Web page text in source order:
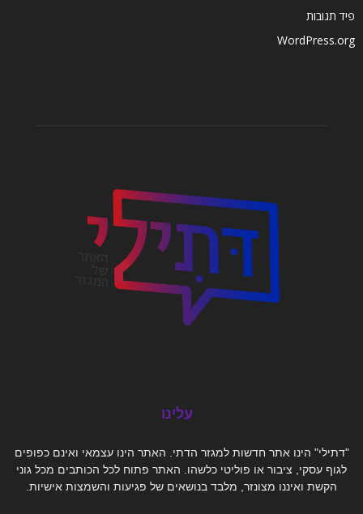
פיד תגובות
WordPress.org
עלינו
"דתילי" הינו אתר חדשות למגזר הדתי. האתר הינו עצמאי ואינם כפופים
לגוף עסקי, ציבור או פוליטי כלשהו. האתר פתוח לכל הכותבים מכל גוני
הקשת ואיננו מצונזר, מלבד בנושאים של פגיעות והשמצות אישיות.